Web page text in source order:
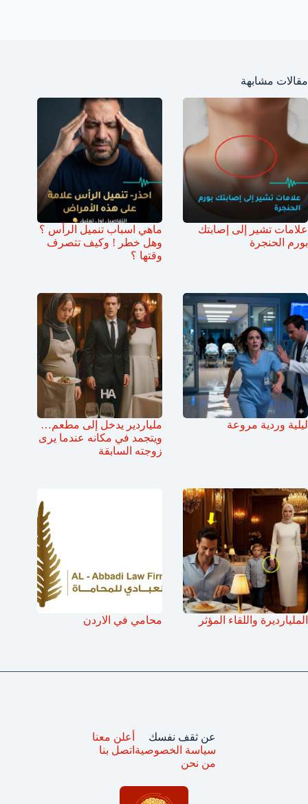
مقالات مشابهة
علامات تشير إلى إصابتك
بورم الحنجرة
ماهي اسباب تنميل الرأس ؟
وهل خطر ! وكيف تتصرف
وقتها ؟
ليلية وردية مروعة
ملياردير يدخل إلى مطعم…
ويتجمد في مكانه عندما يرى
زوجته السابقة
المليارديرة واللقاء المؤثر محامي في الاردن
عن ثقف نفسك
سياسة الخصوصية
من نحن
أعلن معنا
اتصل بنا